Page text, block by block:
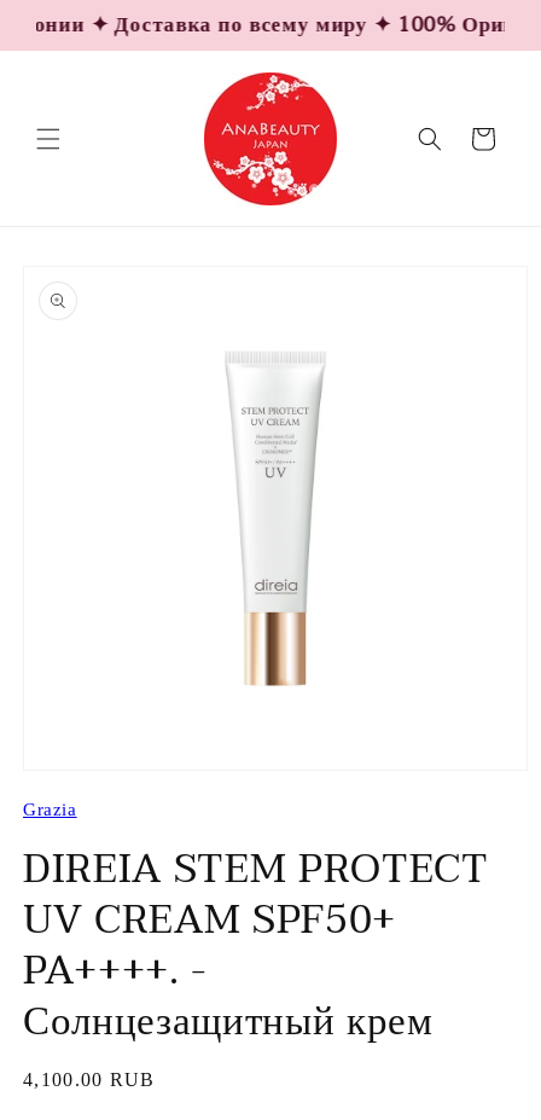
к
контенту
✦ Доставка по всему миру ✦ 100%
Корзина
информации
о продукте
файлы
в
модальном
окне
Grazia
DIREIA STEM PROTECT
UV CREAM SPF50+
PA++++. -
Солнцезащитный крем
Обычная
4,100.00 RUB